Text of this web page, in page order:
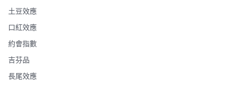
土豆效應
口紅效應
約會指數
吉芬品
長尾效應